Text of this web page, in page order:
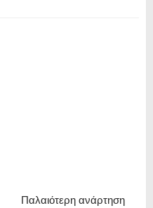
Παλαιότερη ανάρτηση